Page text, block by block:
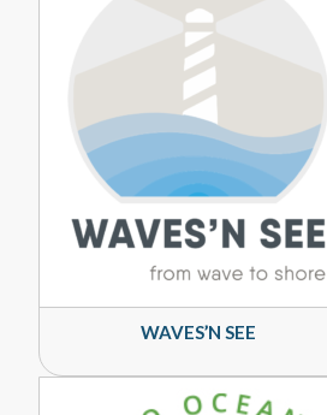
WAVES’N SEE